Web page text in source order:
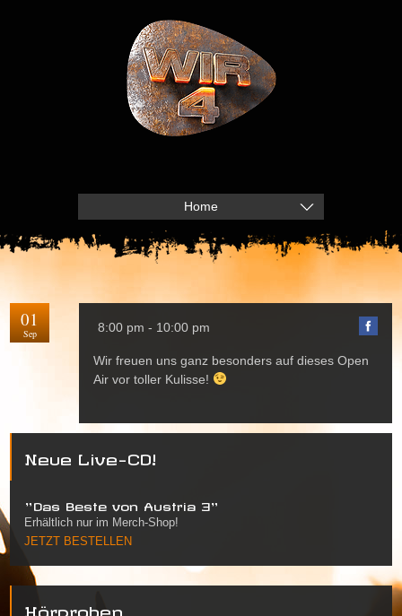
Home
01
Sep 8:00 pm - 10:00 pm
Wir freuen uns ganz besonders auf dieses Open
Air vor toller Kulisse!
Neue Live-CD!
"Das Beste von Austria 3"
Erhältlich nur im Merch-Shop!
JETZT BESTELLEN
Hörproben